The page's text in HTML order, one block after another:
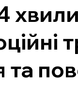
та